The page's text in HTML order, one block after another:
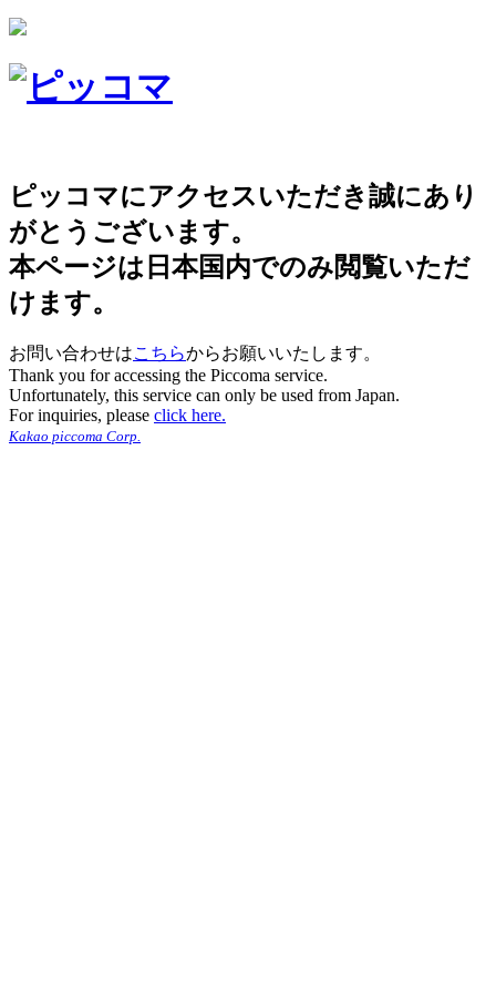
ピッコマにアクセスいただき誠にあり
がとうございます。
本ページは日本国内でのみ閲覧いただ
けます。
お問い合わせはこちらからお願いいたします。
Thank you for accessing the Piccoma service.
Unfortunately, this service can only be used from Japan.
For inquiries, please click here.
Kakao piccoma Corp.